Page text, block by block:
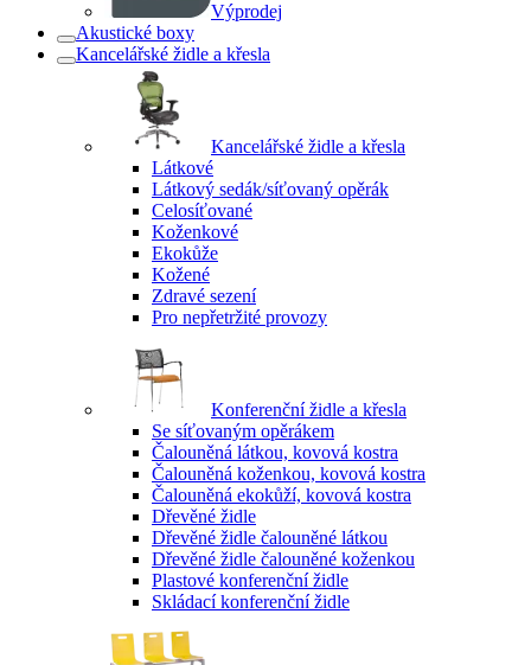
Výprodej
Akustické boxy
Kancelářské židle a křesla
Kancelářské židle a křesla
Látkové
Látkový sedák/síťovaný opěrák
Celosíťované
Koženkové
Ekokůže
Kožené
Zdravé sezení
Pro nepřetržité provozy
Konferenční židle a křesla
Se síťovaným opěrákem
Čalouněná látkou, kovová kostra
Čalouněná koženkou, kovová kostra
Čalouněná ekokůží, kovová kostra
Dřevěné židle
Dřevěné židle čalouněné látkou
Dřevěné židle čalouněné koženkou
Plastové konferenční židle
Skládací konferenční židle